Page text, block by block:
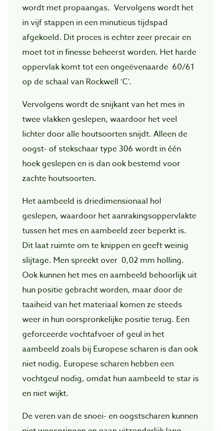
wordt met propaangas. Vervolgens wordt het
in vijf stappen in een minutieus tijdspad
afgekoeld. Dit proces is echter zeer precair en
moet tot in finesse beheerst worden. Het harde
oppervlak komt tot een ongeëvenaarde 60/61
op de schaal van Rockwell ‘C’.
Vervolgens wordt de snijkant van het mes in
twee vlakken geslepen, waardoor het veel
lichter door alle houtsoorten snijdt. Alleen de
oogst- of stekschaar type 306 wordt in één
hoek geslepen en is dan ook bestemd voor
zachte houtsoorten.
Het aambeeld is driedimensionaal hol
geslepen, waardoor het aanrakingsoppervlakte
tussen het mes en aambeeld zeer beperkt is.
Dit laat ruimte om te knippen en geeft weinig
slijtage. Men spreekt over 0,02 mm holling.
Ook kunnen het mes en aambeeld behoorlijk uit
hun positie gebracht worden, maar door de
taaiheid van het materiaal komen ze steeds
weer in hun oorspronkelijke positie terug. Een
geforceerde vochtafvoer of geul in het
aambeeld zoals bij Europese scharen is dan ook
niet nodig. Europese scharen hebben een
vochtgeul nodig, omdat hun aambeeld te star is
en niet wijkt.
De veren van de snoei- en oogstscharen kunnen